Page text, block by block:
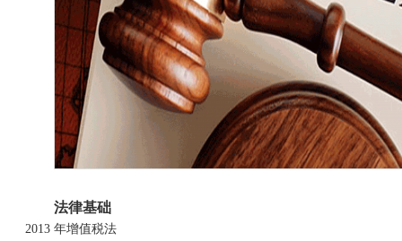
法律基础
2013 年增值税法